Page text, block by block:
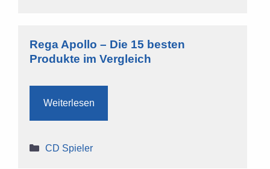
Rega Apollo – Die 15 besten
Produkte im Vergleich
Weiterlesen
Kategorien
CD Spieler